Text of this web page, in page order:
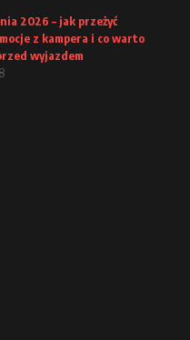
2026 – jak przeżyć
z kampera i co warto
wyjazdem